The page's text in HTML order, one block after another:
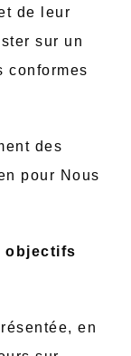
de leur
sur un
conformes
des
pour Nous
objectifs
en